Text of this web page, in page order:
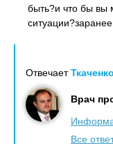
быть?и что бы вы
Отвечает
Врач
Все